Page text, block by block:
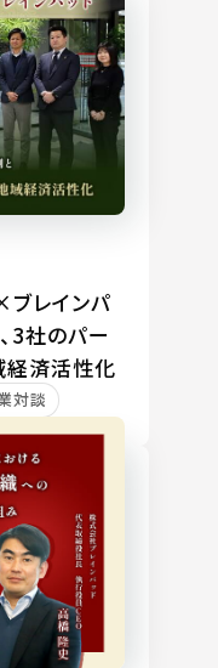
レインパ
3社のパー
経済活性化
対談